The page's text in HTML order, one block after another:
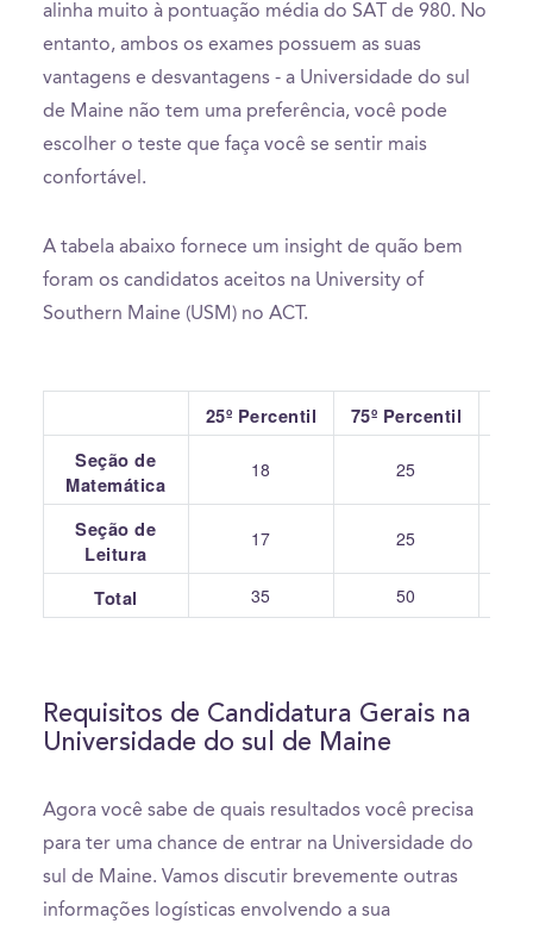
alinha muito à pontuação média do SAT de 980. No
entanto, ambos os exames possuem as suas
vantagens e desvantagens - a Universidade do sul
de Maine não tem uma preferência, você pode
escolher o teste que faça você se sentir mais
confortável.
A tabela abaixo fornece um insight de quão bem
foram os candidatos aceitos na University of
Southern Maine (USM) no ACT.
25º Percentil 75º Percentil
Seção de
Matemática
18 25
Seção de
Leitura
17 25
Total 35 50
Requisitos de Candidatura Gerais na
Universidade do sul de Maine
Agora você sabe de quais resultados você precisa
para ter uma chance de entrar na Universidade do
sul de Maine. Vamos discutir brevemente outras
informações logísticas envolvendo a sua